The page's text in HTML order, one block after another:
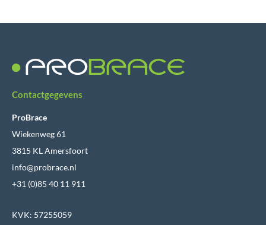
Contactgegevens
ProBrace
Wiekenweg 61
3815 KL Amersfoort
info@probrace.nl
+31 (0)85 40 11 911
KVK: 57255059